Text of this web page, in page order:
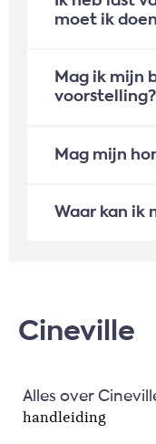
moet ik
Mag ik mijn
voorstelling?
Mag mijn
Waar kan ik
Cineville
Alles over
handleiding